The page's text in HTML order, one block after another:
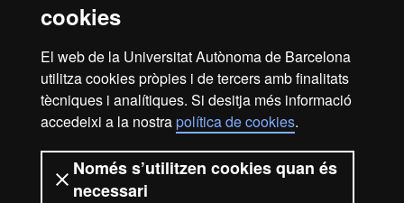
cookies
El web de la Universitat Autònoma de Barcelona
utilitza cookies pròpies i de tercers amb finalitats
tècniques i analítiques. Si desitja més informació
accedeixi a la nostrapolítica de cookies.
Només s’utilitzen cookies quan és
necessari
Inici Avís legal
Protecció de dades
Sobre el web